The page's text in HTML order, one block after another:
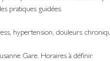
pratiques guidées.
hypertension, douleurs
Gare. Horaires à définir.